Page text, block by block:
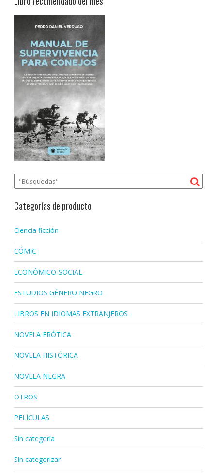
Categorías de producto
Ciencia ficción
CÓMIC
ECONÓMICO-SOCIAL
ESTUDIOS GÉNERO NEGRO
LIBROS EN IDIOMAS EXTRANJEROS
NOVELA ERÓTICA
NOVELA HISTÓRICA
NOVELA NEGRA
OTROS
PELÍCULAS
Sin categoría
Sin categorizar